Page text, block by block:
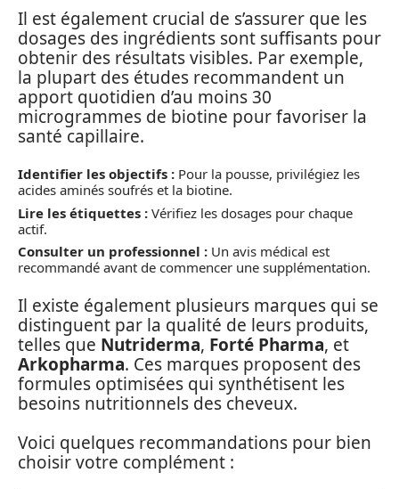
Il est également crucial de s’assurer que les
dosages des ingrédients sont suffisants pour
obtenir des résultats visibles. Par exemple,
la plupart des études recommandent un
apport quotidien d’au moins 30
microgrammes de biotine pour favoriser la
santé capillaire.
Identifier les objectifs : Pour la pousse, privilégiez les
acides aminés soufrés et la biotine.
Lire les étiquettes : Vérifiez les dosages pour chaque
actif.
Consulter un professionnel : Un avis médical est
recommandé avant de commencer une supplémentation.
Il existe également plusieurs marques qui se
distinguent par la qualité de leurs produits,
telles que Nutriderma, Forté Pharma, et
Arkopharma. Ces marques proposent des
formules optimisées qui synthétisent les
besoins nutritionnels des cheveux.
Voici quelques recommandations pour bien
choisir votre complément :